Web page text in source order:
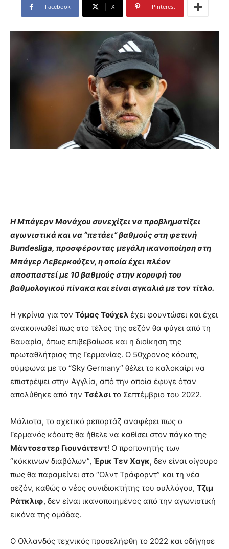
Facebook X Pinterest
Η Μπάγερν Μονάχου συνεχίζει να προβληματίζει
αγωνιστικά και να “πετάει” βαθμούς στη φετινή
Bundesliga, προσφέροντας μεγάλη ικανοποίηση στη
Μπάγερ Λεβερκούζεν, η οποία έχει πλέον
αποσπαστεί με 10 βαθμούς στην κορυφή του
βαθμολογικού πίνακα και είναι αγκαλιά με τον τίτλο.
Η γκρίνια για τον Τόμας Τούχελ έχει φουντώσει και έχει
ανακοινωθεί πως στο τέλος της σεζόν θα φύγει από τη
Βαυαρία, όπως επιβεβαίωσε και η διοίκηση της
πρωταθλήτριας της Γερμανίας. Ο 50χρονος κόουτς,
σύμφωνα με το “Sky Germany” θέλει το καλοκαίρι να
επιστρέψει στην Αγγλία, από την οποία έφυγε όταν
απολύθηκε από την Τσέλσι το Σεπτέμβριο του 2022.
Μάλιστα, το σχετικό ρεπορτάζ αναφέρει πως ο
Γερμανός κόουτς θα ήθελε να καθίσει στον πάγκο της
Μάντσεστερ Γιουνάιτεντ! Ο προπονητής των
“κόκκινων διαβόλων”, Έρικ Τεν Χαγκ, δεν είναι σίγουρο
πως θα παραμείνει στο “Ολντ Τράφορντ” και τη νέα
σεζόν, καθώς ο νέος συνιδιοκτήτης του συλλόγου, Τζιμ
Ράτκλιφ, δεν είναι ικανοποιημένος από την αγωνιστική
εικόνα της ομάδας.
Ο Ολλανδός τεχνικός προσελήφθη το 2022 και οδήγησε